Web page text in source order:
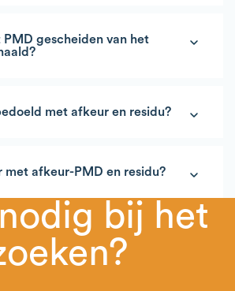
gescheiden van het
met afkeur en residu?
met afkeur-PMD en residu?
bij het